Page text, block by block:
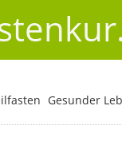
Gesunder